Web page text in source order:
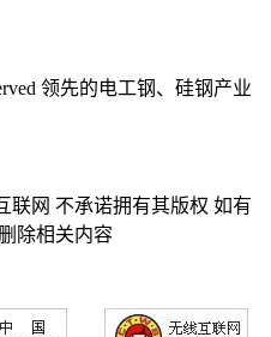
领先的电工钢、硅钢产业
联网 不承诺拥有其版权 如有
除相关内容